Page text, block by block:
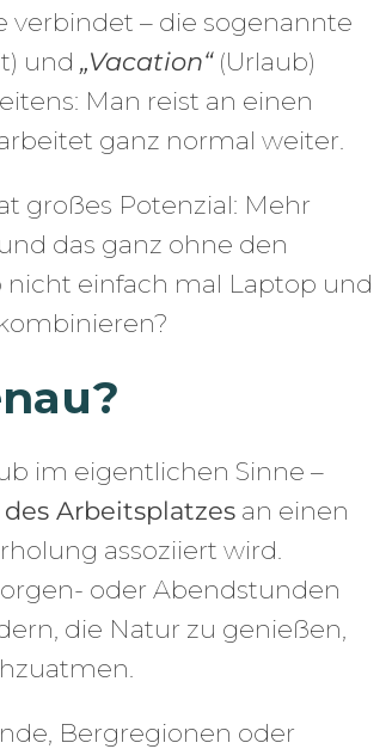
verbindet – die sogenannte
und „Vacation“(Urlaub)
Man reist an einen
ganz normal weiter.
großes Potenzial: Mehr
das ganz ohne den
nicht einfach mal Laptop und
im eigentlichen Sinne –
Arbeitsplatzes an einen
assoziiert wird.
oder Abendstunden
die Natur zu genießen,
Bergregionen oder